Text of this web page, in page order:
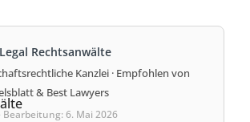
Rechtsanwälte
Kanzlei · Empfohlen von
& Best Lawyers
Bearbeitung: 6. Mai 2026